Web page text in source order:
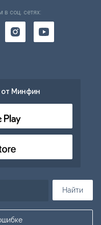
Найти
в соц. сетях:
Минфин